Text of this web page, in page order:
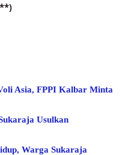
Asia, FPPI Kalbar Minta
Usulkan
Warga Sukaraja